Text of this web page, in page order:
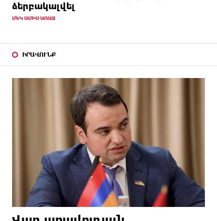
ձերբակալվել
ՄԵԿ ԱՄԻՍ ԱՌԱՋ
ԻՐԱՎՈՒՆՔ